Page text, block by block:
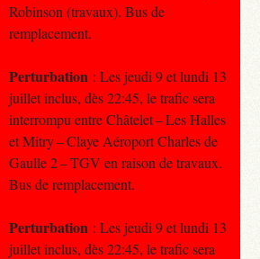
Robinson (travaux). Bus de
remplacement.
Perturbation : Les jeudi 9 et lundi 13
juillet inclus, dès 22:45, le trafic sera
interrompu entre Châtelet – Les Halles
et Mitry – Claye Aéroport Charles de
Gaulle 2 – TGV en raison de travaux.
Bus de remplacement.
Perturbation : Les jeudi 9 et lundi 13
juillet inclus, dès 22:45, le trafic sera